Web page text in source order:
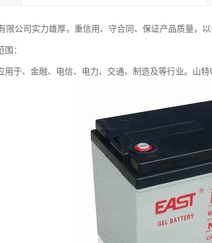
限公司实力雄厚，重信用、守合同、保证产品质量，
：
用于、金融、电信、电力、交通、制造及等行业。山